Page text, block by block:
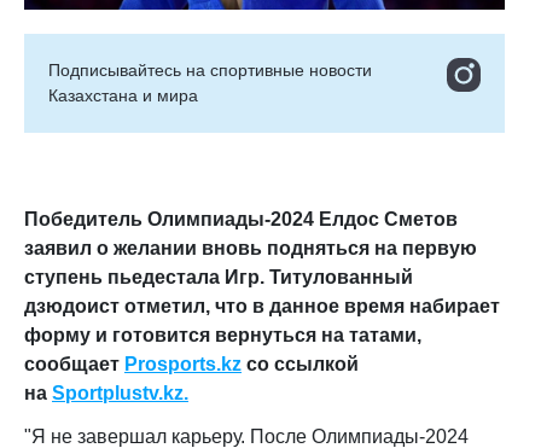
Подписывайтесь на cпортивные новости
Казахстана и мира
Победитель Олимпиады-2024 Елдос Сметов
заявил о желании вновь подняться на первую
ступень пьедестала Игр. Титулованный
дзюдоист отметил, что в данное время набирает
форму и готовится вернуться на татами,
сообщает Prosports.kz со ссылкой
на Sportplustv.kz.
"Я не завершал карьеру. После Олимпиады-2024